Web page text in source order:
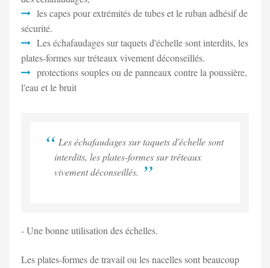
les capes pour extrémités de tubes et le ruban adhésif de
sécurité.
Les échafaudages sur taquets d'échelle sont interdits, les
plates-formes sur tréteaux vivement déconseillés.
protections souples ou de panneaux contre la poussière,
l'eau et le bruit
Les échafaudages sur taquets d'échelle sont
interdits, les plates-formes sur tréteaux
vivement déconseillés.
- Une bonne utilisation des échelles.
Les plates-formes de travail ou les nacelles sont beaucoup